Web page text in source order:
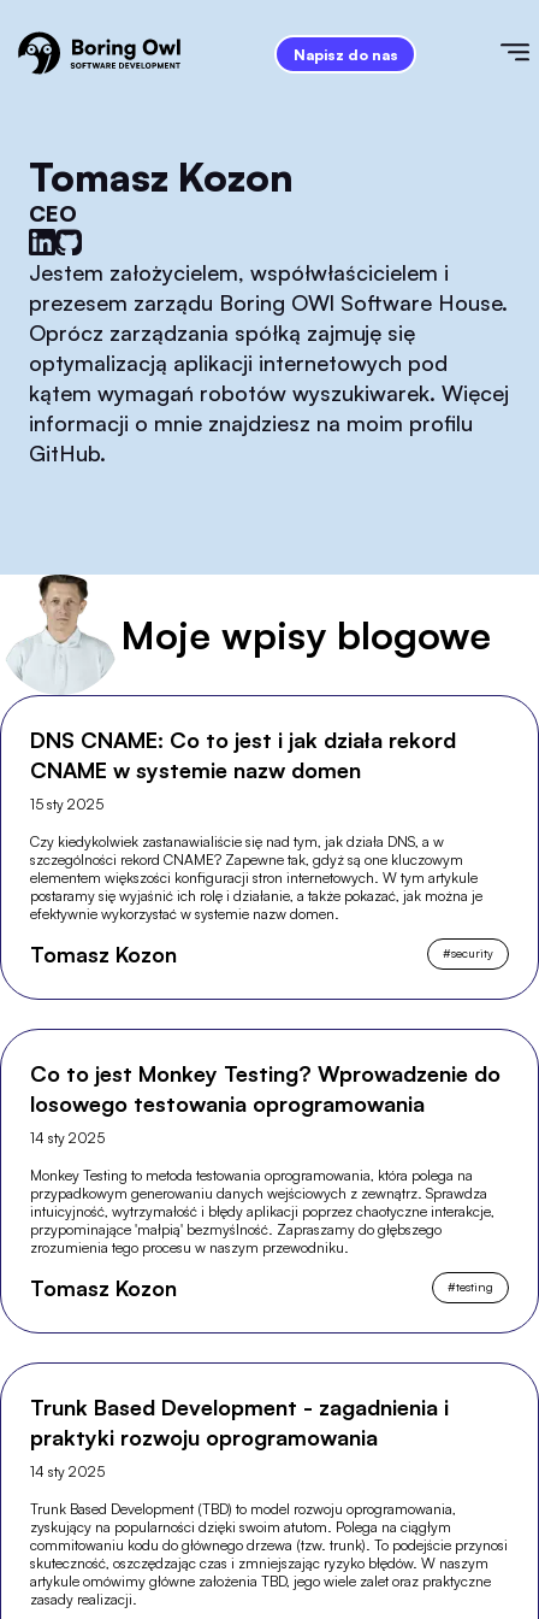
Napisz do nas
Tomasz Kozon
CEO
Jestem założycielem, współwłaścicielem i
prezesem zarządu Boring OWl Software House.
Oprócz zarządzania spółką zajmuję się
optymalizacją aplikacji internetowych pod
kątem wymagań robotów wyszukiwarek. Więcej
informacji o mnie znajdziesz na moim profilu
GitHub.
Moje wpisy blogowe
DNS CNAME: Co to jest i jak działa rekord
CNAME w systemie nazw domen
15 sty 2025
Czy kiedykolwiek zastanawialiście się nad tym, jak działa DNS, a w
szczególności rekord CNAME? Zapewne tak, gdyż są one kluczowym
elementem większości konfiguracji stron internetowych. W tym artykule
postaramy się wyjaśnić ich rolę i działanie, a także pokazać, jak można je
efektywnie wykorzystać w systemie nazw domen.
Tomasz Kozon #security
Co to jest Monkey Testing? Wprowadzenie do
losowego testowania oprogramowania
14 sty 2025
Monkey Testing to metoda testowania oprogramowania, która polega na
przypadkowym generowaniu danych wejściowych z zewnątrz. Sprawdza
intuicyjność, wytrzymałość i błędy aplikacji poprzez chaotyczne interakcje,
przypominające 'małpią' bezmyślność. Zapraszamy do głębszego
zrozumienia tego procesu w naszym przewodniku.
Tomasz Kozon #testing
Trunk Based Development - zagadnienia i
praktyki rozwoju oprogramowania
14 sty 2025
Trunk Based Development (TBD) to model rozwoju oprogramowania,
zyskujący na popularności dzięki swoim atutom. Polega na ciągłym
commitowaniu kodu do głównego drzewa (tzw. trunk). To podejście przynosi
skuteczność, oszczędzając czas i zmniejszając ryzyko błędów. W naszym
artykule omówimy główne założenia TBD, jego wiele zalet oraz praktyczne
zasady realizacji.